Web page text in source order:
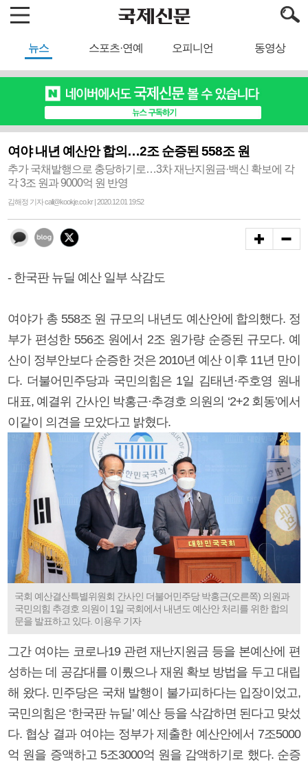
뉴스 스포츠·연예 오피니언 동영상
여야 내년 예산안 합의…2조 순증된 558조 원
추가 국채발행으로 충당하기로…3차 재난지원금·백신 확보에 각
각 3조 원과 9000억 원 반영
김해정 기자 call@kookje.co.kr | 2020.12.01 19:52
- 한국판 뉴딜 예산 일부 삭감도
여야가 총 558조 원 규모의 내년도 예산안에 합의했다. 정
부가 편성한 556조 원에서 2조 원가량 순증된 규모다. 예
산이 정부안보다 순증한 것은 2010년 예산 이후 11년 만이
다. 더불어민주당과 국민의힘은 1일 김태년·주호영 원내
대표, 예결위 간사인 박홍근·추경호 의원의 ‘2+2 회동’에서
이같이 의견을 모았다고 밝혔다.
국회 예산결산특별위원회 간사인 더불어민주당 박홍근(오른쪽) 의원과
국민의힘 추경호 의원이 1일 국회에서 내년도 예산안 처리를 위한 합의
문을 발표하고 있다. 이용우 기자
그간 여야는 코로나19 관련 재난지원금 등을 본예산에 편
성하는 데 공감대를 이뤘으나 재원 확보 방법을 두고 대립
해 왔다. 민주당은 국채 발행이 불가피하다는 입장이었고,
국민의힘은 ‘한국판 뉴딜’ 예산 등을 삭감하면 된다고 맞섰
다. 협상 결과 여야는 정부가 제출한 예산안에서 7조5000
억 원을 증액하고 5조3000억 원을 감액하기로 했다. 순증